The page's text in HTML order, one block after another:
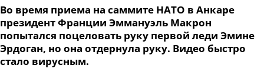
Во время приема на саммите НАТО в Анкаре
президент Франции Эммануэль Макрон
попытался поцеловать руку первой леди Эмине
Эрдоган, но она отдернула руку. Видео быстро
стало вирусным.